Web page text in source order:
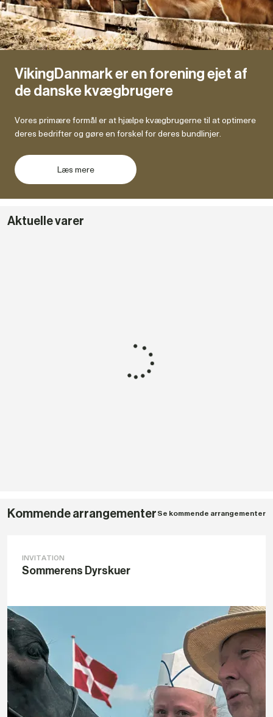
VikingDanmark er en forening ejet af
de danske kvægbrugere
Vores primære formål er at hjælpe kvægbrugerne til at optimere
deres bedrifter og gøre en forskel for deres bundlinjer.
Læs mere
Aktuelle varer
Kommende arrangementer Se kommende arrangementer
INVITATION
Sommerens Dyrskuer